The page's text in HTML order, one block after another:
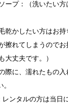
ープ：（洗いたい方
乾かしたい方はお持
擦れてしまうのでお
大丈夫です。）
際に、濡れたもの入
ンタルの方は当日